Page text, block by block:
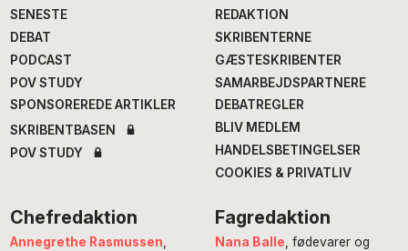
SENESTE
DEBAT
PODCAST
POV STUDY
SPONSOREREDE ARTIKLER
SKRIBENTBASEN
POV STUDY
REDAKTION
SKRIBENTERNE
GÆSTESKRIBENTER
SAMARBEJDSPARTNERE
DEBATREGLER
BLIV MEDLEM
HANDELSBETINGELSER
COOKIES & PRIVATLIV
Chefredaktion
Annegrethe Rasmussen
Fagredaktion
Nana Balle , fødevarer og